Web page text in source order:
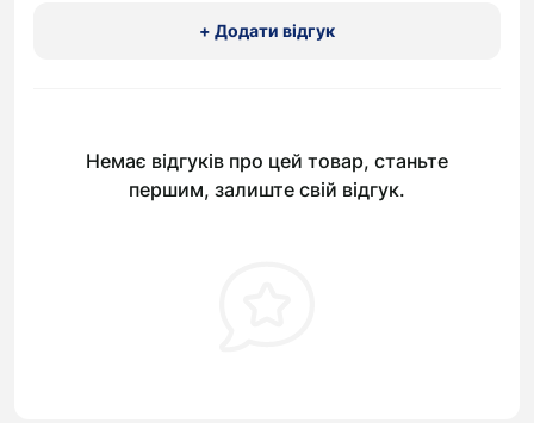
+ Додати відгук
Немає відгуків про цей товар, станьте
першим, залиште свій відгук.